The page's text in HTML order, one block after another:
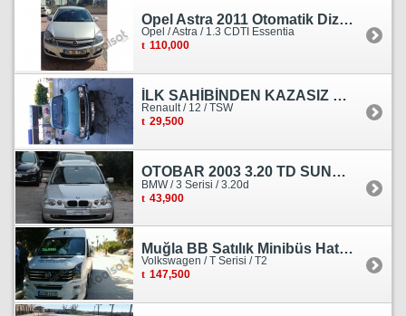
Opel Astra 2011 Otomatik Dizel Tramersiz Essentia
Opel / Astra / 1.3 CDTI Essentia
110,000
İLK SAHİBİNDEN KAZASIZ HASARSIZ BOYASIZ DEĞİŞENSİZ TAM ORJİNAL RENO
Renault / 12 / TSW
29,500
OTOBAR 2003 3.20 TD SUNROOF DERİ OTOMATİK DİZEL EMSALSİZ
BMW / 3 Serisi / 3.20d
43,900
Muğla BB Satılık Minibüs Hatı Volkswagen Crafter
Volkswagen / T Serisi / T2
147,500